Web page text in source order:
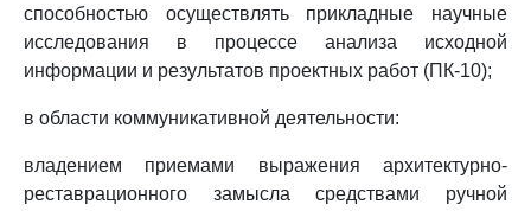
способностью осуществлять прикладные научные
исследования в процессе анализа исходной
информации и результатов проектных работ (ПК-10);
в области коммуникативной деятельности:
владением приемами выражения архитектурно-
реставрационного замысла средствами ручной